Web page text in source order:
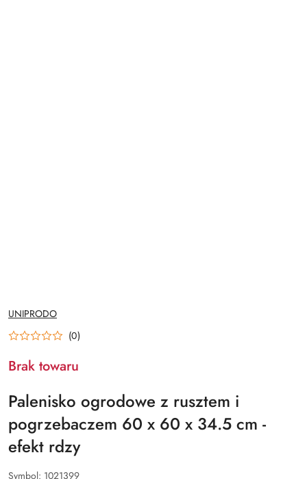
NAZWA
PRODUCENTA:
UNIPRODO
(0)
Brak towaru
Palenisko ogrodowe z rusztem i
pogrzebaczem 60 x 60 x 34.5 cm -
efekt rdzy
Symbol: 1021399